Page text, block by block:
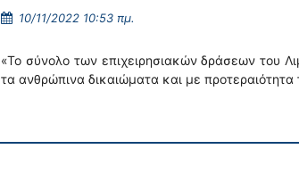
10/11/2022 10:53 πμ.
«Το σύνολο των επιχειρησιακών δράσεων του
τα ανθρώπινα δικαιώματα και με